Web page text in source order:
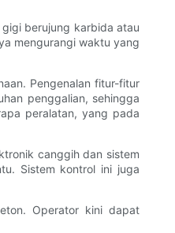
berujung karbida atau
mengurangi waktu yang
Pengenalan fitur-fitur
penggalian, sehingga
peralatan, yang pada
canggih dan sistem
Sistem kontrol ini juga
Operator kini dapat